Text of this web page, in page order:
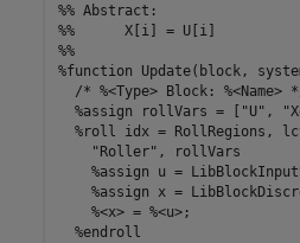
%% Abstract:
%%      X[i] = U[i]
%%
%function Update(block,
/* %<Type> Block: %<Name>
%assign rollVars = ["U",
%roll idx = RollRegions,
    "Roller", rollVars
%assign u =
%assign x =
    %<x> = %<u>;
  %endroll